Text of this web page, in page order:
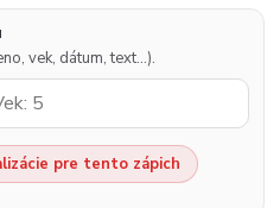
vek, dátum, text…).
pre tento zápich